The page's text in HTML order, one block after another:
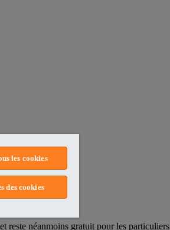
reste néanmoins gratuit pour les particuliers
les cookies
des cookies